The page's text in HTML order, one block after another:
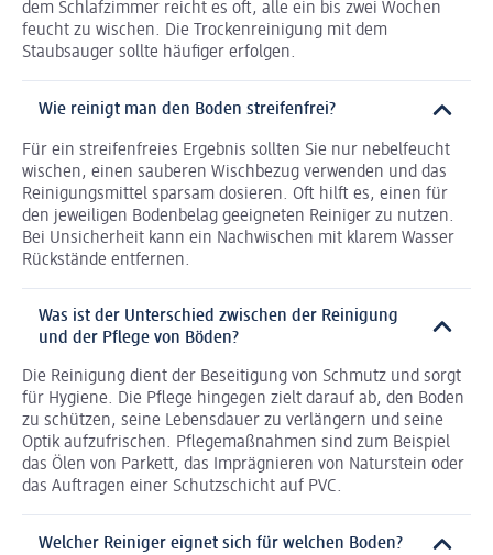
dem Schlafzimmer reicht es oft, alle ein bis zwei Wochen
feucht zu wischen. Die Trockenreinigung mit dem
Staubsauger sollte häufiger erfolgen.
Wie reinigt man den Boden streifenfrei?
Für ein streifenfreies Ergebnis sollten Sie nur nebelfeucht
wischen, einen sauberen Wischbezug verwenden und das
Reinigungsmittel sparsam dosieren. Oft hilft es, einen für
den jeweiligen Bodenbelag geeigneten Reiniger zu nutzen.
Bei Unsicherheit kann ein Nachwischen mit klarem Wasser
Rückstände entfernen.
Was ist der Unterschied zwischen der Reinigung
und der Pflege von Böden?
Die Reinigung dient der Beseitigung von Schmutz und sorgt
für Hygiene. Die Pflege hingegen zielt darauf ab, den Boden
zu schützen, seine Lebensdauer zu verlängern und seine
Optik aufzufrischen. Pflegemaßnahmen sind zum Beispiel
das Ölen von Parkett, das Imprägnieren von Naturstein oder
das Auftragen einer Schutzschicht auf PVC.
Welcher Reiniger eignet sich für welchen Boden?